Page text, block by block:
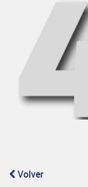
Volver